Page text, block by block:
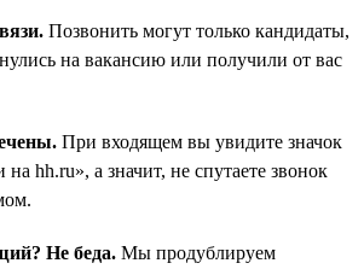
Позвонить могут только кандидаты,
на вакансию или получили от вас
При входящем вы увидите значок
hh.ru», а значит, не спутаете звонок
Не беда. Мы продублируем